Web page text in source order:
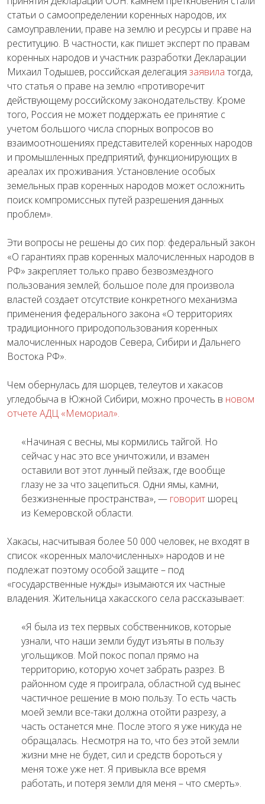
статьи о самоопределении коренных народов, их
самоуправлении, праве на землю и ресурсы и праве на
реституцию. В частности, как пишет эксперт по правам
коренных народов и участник разработки Декларации
Михаил Тодышев, российская делегация заявила тогда,
что статья о праве на землю «противоречит
действующему российскому законодательству. Кроме
того, Россия не может поддержать ее принятие с
учетом большого числа спорных вопросов во
взаимоотношениях представителей коренных народов
и промышленных предприятий, функционирующих в
ареалах их проживания. Установление особых
земельных прав коренных народов может осложнить
поиск компромиссных путей разрешения данных
проблем».
Эти вопросы не решены до сих пор: федеральный закон
«О гарантиях прав коренных малочисленных народов в
РФ» закрепляет только право безвозмездного
пользования землей; большое поле для произвола
властей создает отсутствие конкретного механизма
применения федерального закона «О территориях
традиционного природопользования коренных
малочисленных народов Севера, Сибири и Дальнего
Востока РФ».
Чем обернулась для шорцев, телеутов и хакасов
угледобыча в Южной Сибири, можно прочесть в новом
отчете АДЦ «Мемориал».
«Начиная с весны, мы кормились тайгой. Но
сейчас у нас это все уничтожили, и взамен
оставили вот этот лунный пейзаж, где вообще
глазу не за что зацепиться. Одни ямы, камни,
безжизненные пространства», — говорит шорец
из Кемеровской области.
Хакасы, насчитывая более 50 000 человек, не входят в
список «коренных малочисленных» народов и не
подлежат поэтому особой защите – под
«государственные нужды» изымаются их частные
владения. Жительница хакасского села рассказывает:
«Я была из тех первых собственников, которые
узнали, что наши земли будут изъяты в пользу
угольщиков. Мой покос попал прямо на
территорию, которую хочет забрать разрез. В
районном суде я проиграла, областной суд вынес
частичное решение в мою пользу. То есть часть
моей земли все-таки должна отойти разрезу, а
часть останется мне. После этого я уже никуда не
обращалась. Несмотря на то, что без этой земли
жизни мне не будет, сил и средств бороться у
меня тоже уже нет. Я привыкла все время
работать, и потеря земли для меня – что смерть».